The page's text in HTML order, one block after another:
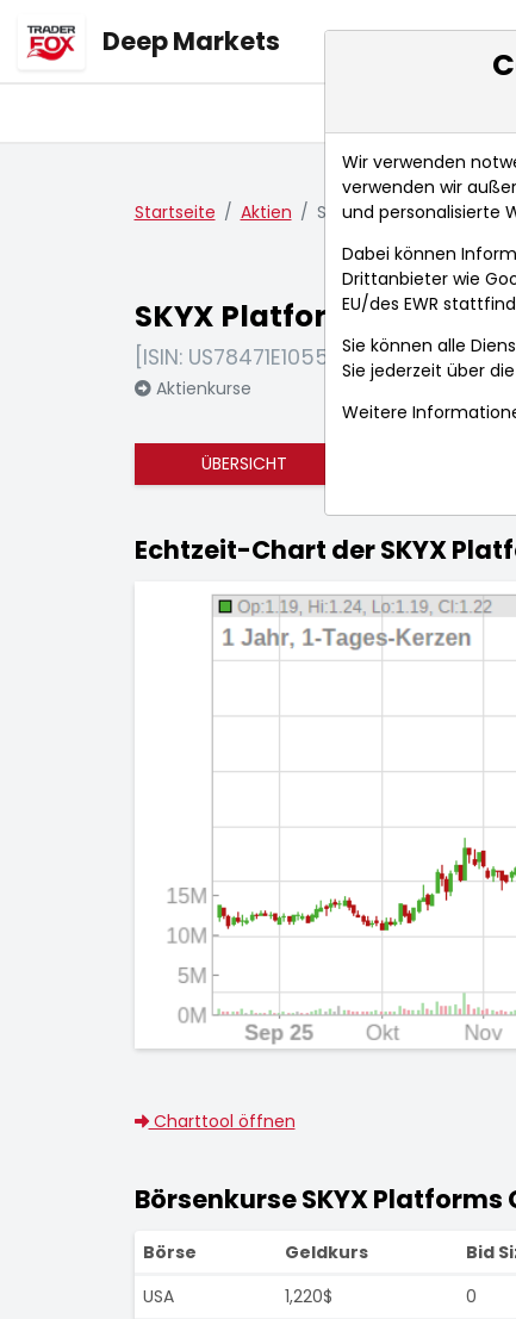
Deep Markets
Startseite Aktien SKYX Platforms Corp
SKYX Platforms Corp
[ISIN: US78471E1055]
Aktienkurse
ÜBERSICHT
Echtzeit-Chart der SKYX
Charttool öffnen
Börsenkurse SKYX Platforms
Börse Geldkurs Bid
USA
1,220$ 0
Wir verwenden
verwenden wir
und personalisierte
Dabei können
Drittanbieter wie
EU/des EWR
Sie können alle
Sie jederzeit über die
Weitere